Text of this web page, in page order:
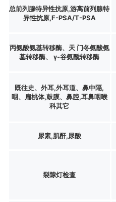
总前列腺特异性抗原,游离前列腺特
异性抗原,F-PSA/T-PSA
丙氨酸氨基转移酶、天 门冬氨酸氨
基转移酶、 γ-谷氨酰转移酶
既往史、外耳,外耳道、鼻中隔,
咽、扁桃体,鼓膜、鼻腔,耳鼻咽喉
科其它
尿素,肌酐,尿酸
裂隙灯检查